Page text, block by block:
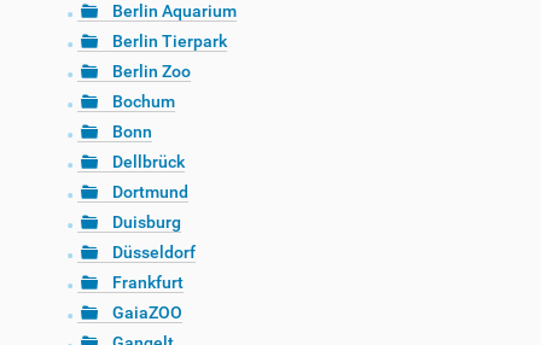
Berlin Aquarium
Berlin Tierpark
Berlin Zoo
Bochum
Bonn
Dellbrück
Dortmund
Duisburg
Düsseldorf
Frankfurt
GaiaZOO